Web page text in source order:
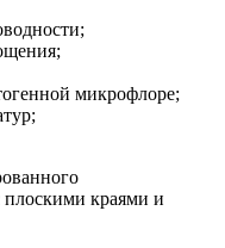
микрофлоре;
краями и